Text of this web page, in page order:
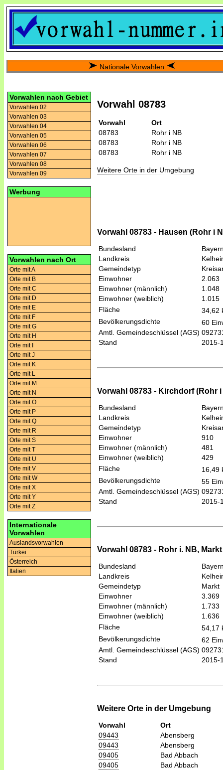
Nationale Vorwahlen
Vorwahlen nach Gebiet
Vorwahlen 02
Vorwahlen 03
Vorwahlen 04
Vorwahlen 05
Vorwahlen 06
Vorwahlen 07
Vorwahlen 08
Vorwahlen 09
Werbung
Vorwahlen nach Ort
Orte mit A
Orte mit B
Orte mit C
Orte mit D
Orte mit E
Orte mit F
Orte mit G
Orte mit H
Orte mit I
Orte mit J
Orte mit K
Orte mit L
Orte mit M
Orte mit N
Orte mit O
Orte mit P
Orte mit Q
Orte mit R
Orte mit S
Orte mit T
Orte mit U
Orte mit V
Orte mit W
Orte mit X
Orte mit Y
Orte mit Z
Internationale
Vorwahlen
Auslandsvorwahlen
Türkei
Österreich
Italien
Vorwahl 08783
Vorwahl
Ort
08783
Rohr i NB
08783
Rohr i NB
08783
Rohr i NB
Weitere Orte in der Umgebung
Vorwahl 08783 - Hausen (Rohr i
Bundesland
Landkreis
Gemeindetyp
Einwohner
2.063
Einwohner (männlich)
1.048
Einwohner (weiblich)
1.015
Fläche
34,62
Bevölkerungsdichte
60
Amtl. Gemeindeschlüssel (AGS)
Stand
2015-
Vorwahl 08783 - Kirchdorf (Rohr i
Bundesland
Landkreis
Gemeindetyp
Einwohner
910
Einwohner (männlich)
481
Einwohner (weiblich)
429
Fläche
16,49
Bevölkerungsdichte
55
Amtl. Gemeindeschlüssel (AGS)
Stand
2015-
Vorwahl 08783 - Rohr i. NB,
Bundesland
Landkreis
Gemeindetyp
Markt
Einwohner
3.369
Einwohner (männlich)
1.733
Einwohner (weiblich)
1.636
Fläche
54,17
Bevölkerungsdichte
62
Amtl. Gemeindeschlüssel (AGS)
Stand
2015-
Weitere Orte in der Umgebung
Vorwahl
Ort
09443
Abensberg
09443
Abensberg
09405
Bad Abbach
09405
Bad Abbach